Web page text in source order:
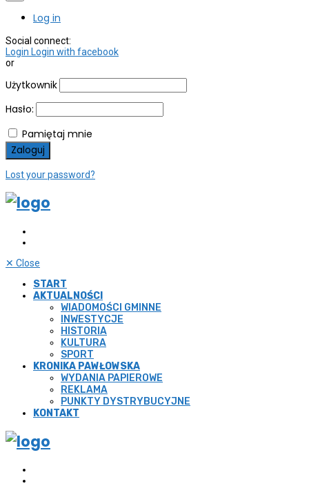
Log in
Social connect:
Login Login with facebook
or
Użytkownik
Hasło:
Pamiętaj mnie
Lost your password?
✕ Close
START
AKTUALNOŚCI
WIADOMOŚCI GMINNE
INWESTYCJE
HISTORIA
KULTURA
SPORT
KRONIKA PAWŁOWSKA
WYDANIA PAPIEROWE
REKLAMA
PUNKTY DYSTRYBUCYJNE
KONTAKT